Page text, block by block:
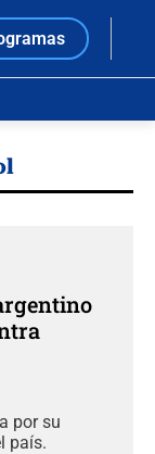
por su
país.